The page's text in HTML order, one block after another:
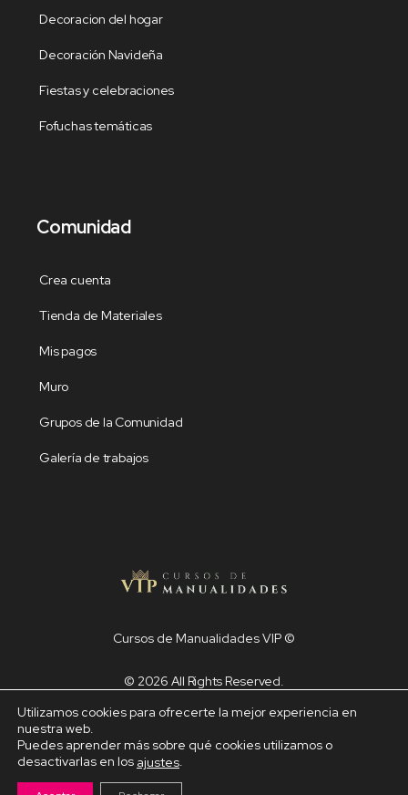
Decoracion del hogar
Decoración Navideña
Fiestas y celebraciones
Fofuchas temáticas
Comunidad
Crea cuenta
Tienda de Materiales
Mis pagos
Muro
Grupos de la Comunidad
Galería de trabajos
Cursos de Manualidades VIP ©
© 2026 All Rights Reserved.
Aviso legal
Politica de Cookies
Items
Pago seguro con Stripe ©
Utilizamos cookies para ofrecerte la mejor experiencia en
nuestra web.
Puedes aprender más sobre qué cookies utilizamos o
desactivarlas en los ajustes